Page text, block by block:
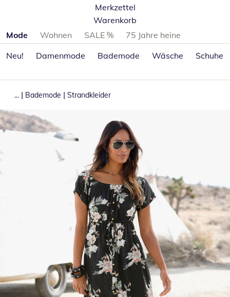
Merkzettel
Warenkorb
Produktkategorien überspringen
Mode Wohnen SALE %
75 Jahre heine
Neu!
Damenmode Bademode Wäsche Schuhe
... | Bademode | Strandkleider